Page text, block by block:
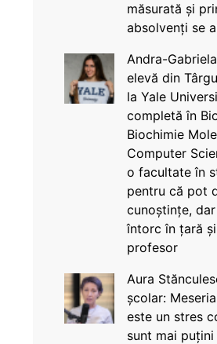
măsurată și
absolvenți se
Andra-
elevă din
la Yale
completă în
Biochimie
Computer
o facultate în
pentru că pot
cunoștințe,
întorc în țară
profesor
Aura
școlar:
este un stres
sunt mai